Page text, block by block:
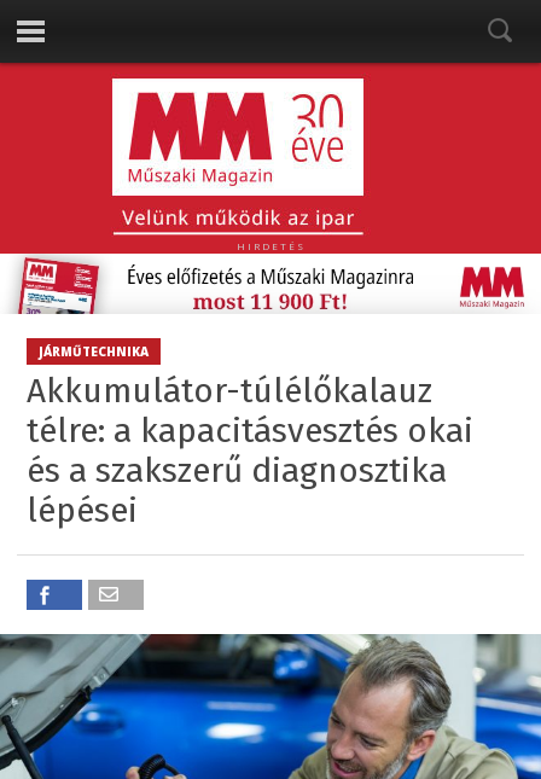
HIRDETÉS
JÁRMŰTECHNIKA
Akkumulátor-túlélőkalauz
télre: a kapacitásvesztés okai
és a szakszerű diagnosztika
lépései